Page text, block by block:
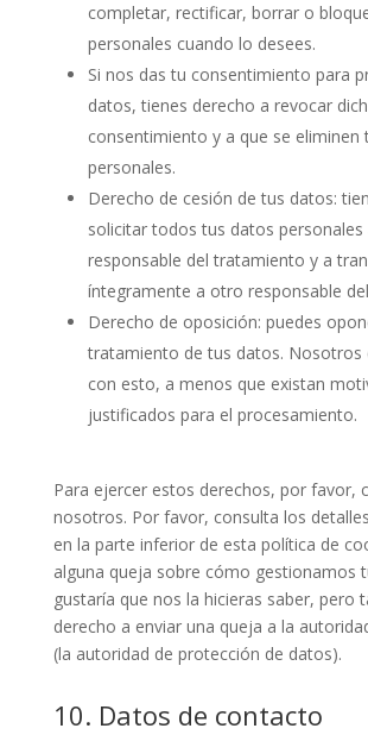
completar, rectificar, borrar o
personales cuando lo desees.
Si nos das tu consentimiento para
datos, tienes derecho a revocar
consentimiento y a que se eliminen
personales.
Derecho de cesión de tus datos:
solicitar todos tus datos personales
responsable del tratamiento y a
íntegramente a otro responsable
Derecho de oposición: puedes
tratamiento de tus datos. Nosotros
con esto, a menos que existan
justificados para el procesamiento.
Para ejercer estos derechos, por favor,
nosotros. Por favor, consulta los
en la parte inferior de esta política de
alguna queja sobre cómo gestionamos
gustaría que nos la hicieras saber, pero
derecho a enviar una queja a la
(la autoridad de protección de datos).
10. Datos de contacto